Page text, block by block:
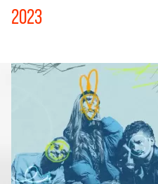
2023